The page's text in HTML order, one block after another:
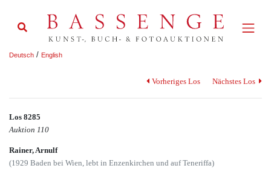
Deutsch / English
Vorheriges Los Nächstes Los
Los 8285
Auktion 110
Rainer, Arnulf
(1929 Baden bei Wien, lebt in Enzenkirchen und auf Teneriffa)